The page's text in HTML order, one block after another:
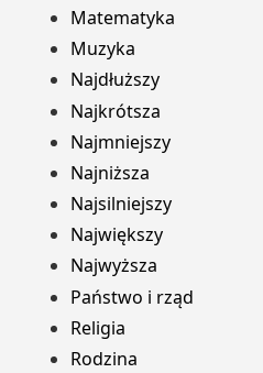
Matematyka
Muzyka
Najdłuższy
Najkrótsza
Najmniejszy
Najniższa
Najsilniejszy
Największy
Najwyższa
Państwo i rząd
Religia
Rodzina